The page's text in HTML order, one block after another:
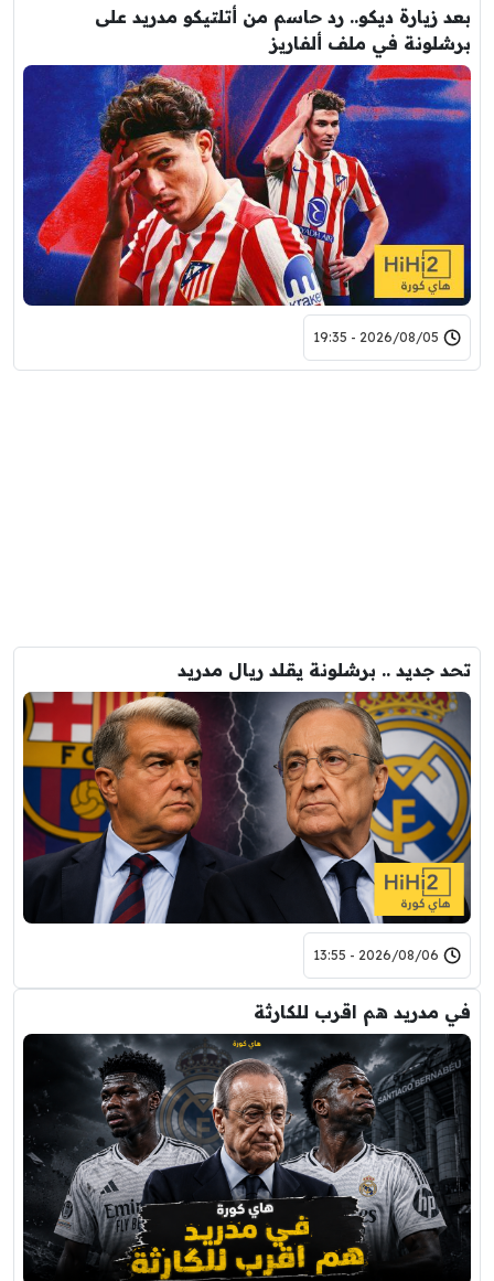
بعد زيارة ديكو.. رد حاسم من أتلتيكو مدريد على
برشلونة في ملف ألفاريز
2026/08/05 - 19:35
تحد جديد .. برشلونة يقلد ريال مدريد
2026/08/06 - 13:55
في مدريد هم اقرب للكارثة